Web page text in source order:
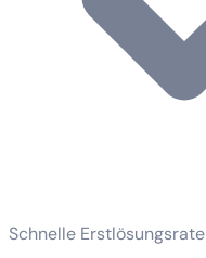
Schnelle Erstlösungsrate